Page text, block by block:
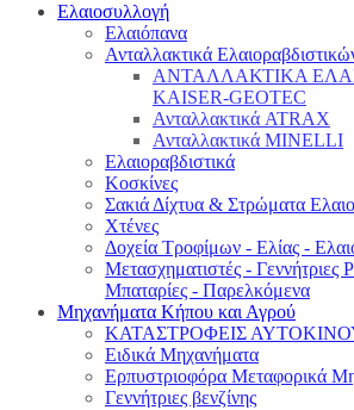
Ελαιοσυλλογή
Ελαιόπανα
Ανταλλακτικά
ΑΝΤΑΛΛΑΚΤΙΚΑ
KAISER-GEOTEC
Ανταλλακτικά ATRAX
Ανταλλακτικά MINELLI
Ελαιοραβδιστικά
Κοσκίνες
Σακιά Δίχτυα & Στρώματα
Χτένες
Δοχεία Τροφίμων - Ελίας -
Μετασχηματιστές - Γεννήτριες
Μπαταρίες - Παρελκόμενα
Μηχανήματα Κήπου και Αγρού
ΚΑΤΑΣΤΡΟΦΕΙΣ
Ειδικά Μηχανήματα
Eρπυστριοφόρα Μεταφορικά
Γεννήτριες βενζίνης